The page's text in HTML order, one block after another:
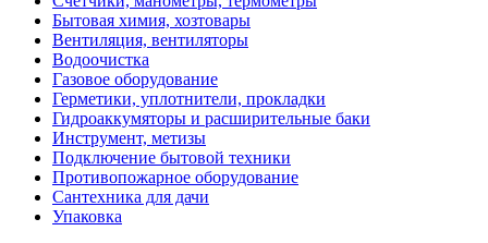
Бытовая химия, хозтовары
Вентиляция, вентиляторы
Водоочистка
Газовое оборудование
Герметики, уплотнители, прокладки
Гидроаккумяторы и расширительные баки
Инструмент, метизы
Подключение бытовой техники
Противопожарное оборудование
Сантехника для дачи
Упаковка